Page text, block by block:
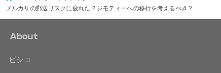
メルカリの郵送リスクに疲れた？ジモティーへの移行を考えるべき？
About
ピシコ